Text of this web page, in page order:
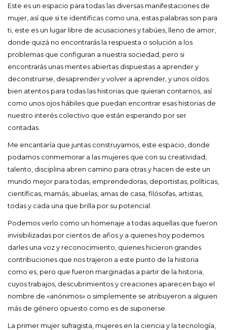
Este es un espacio para todas las diversas manifestaciones de
mujer, así que si te identificas como una, estas palabras son para
ti, este es un lugar libre de acusaciones y tabúes, lleno de amor,
donde quizá no encontrarás la respuesta o solución a los
problemas que configuran a nuestra sociedad, pero si
encontrarás unas mentes abiertas dispuestas a aprender y
deconstruirse, desaprender y volver a aprender, y unos oídos
bien atentos para todas las historias que quieran contarnos, así
como unos ojos hábiles que puedan encontrar esas historias de
nuestro interés colectivo que están esperando por ser
contadas.
Me encantaría que juntas construyamos, este espacio, donde
podamos conmemorar a las mujeres que con su creatividad,
talento, disciplina abren camino para otras y hacen de este un
mundo mejor para todas, emprendedoras, deportistas, políticas,
científicas, mamás, abuelas, amas de casa, filósofas, artistas,
todas y cada una que brilla por su potencial.
Podemos verlo como un homenaje a todas aquellas que fueron
invisibilizadas por cientos de años y a quienes hoy podemos
darles una voz y reconocimiento, quienes hicieron grandes
contribuciones que nos trajeron a este punto de la historia
como es, pero que fueron marginadas a partir de la historia,
cuyos trabajos, descubrimientos y creaciones aparecen bajo el
nombre de «anónimos» o simplemente se atribuyeron a alguien
más de género opuesto como es de suponerse.
La primer mujer sufragista, mujeres en la ciencia y la tecnología,